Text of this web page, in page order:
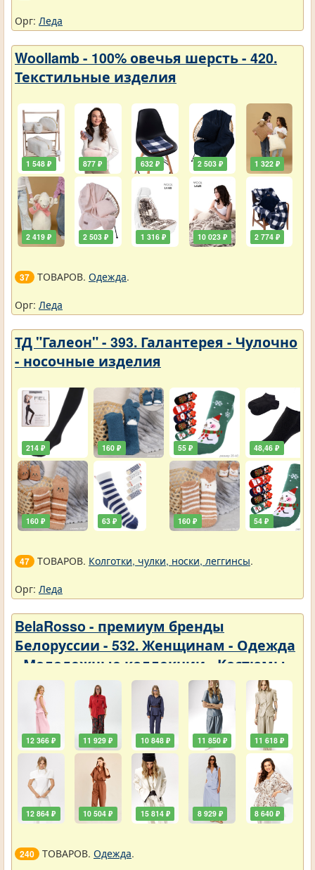
Орг: Леда
Woollamb - 100% овечья шерсть - 420.
Текстильные изделия
1 548 ₽
2 419 ₽
877 ₽
2 503 ₽
632 ₽
1 316 ₽
2 503 ₽
10 023 ₽
1 322 ₽
2 774 ₽
37 ТОВАРОВ. Одежда.
Орг: Леда
ТД "Галеон" - 393. Галантерея - Чулочно
- носочные изделия
214 ₽
160 ₽
160 ₽
63 ₽
55 ₽
160 ₽
48,46 ₽
54 ₽
47 ТОВАРОВ. Колготки, чулки, носки, леггинсы.
Орг: Леда
BelaRosso - премиум бренды
Белоруссии - 532. Женщинам - Одежда
- Молодежные коллекции - Костюмы
12 366 ₽
12 864 ₽
11 929 ₽
10 504 ₽
10 848 ₽
15 814 ₽
11 850 ₽
8 929 ₽
11 618 ₽
8 640 ₽
240 ТОВАРОВ. Одежда.